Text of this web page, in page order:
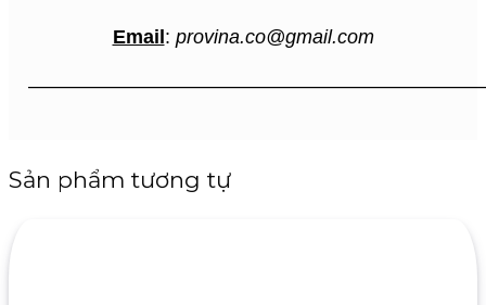
Email: provina.co@gmail.com
Sản phẩm tương tự